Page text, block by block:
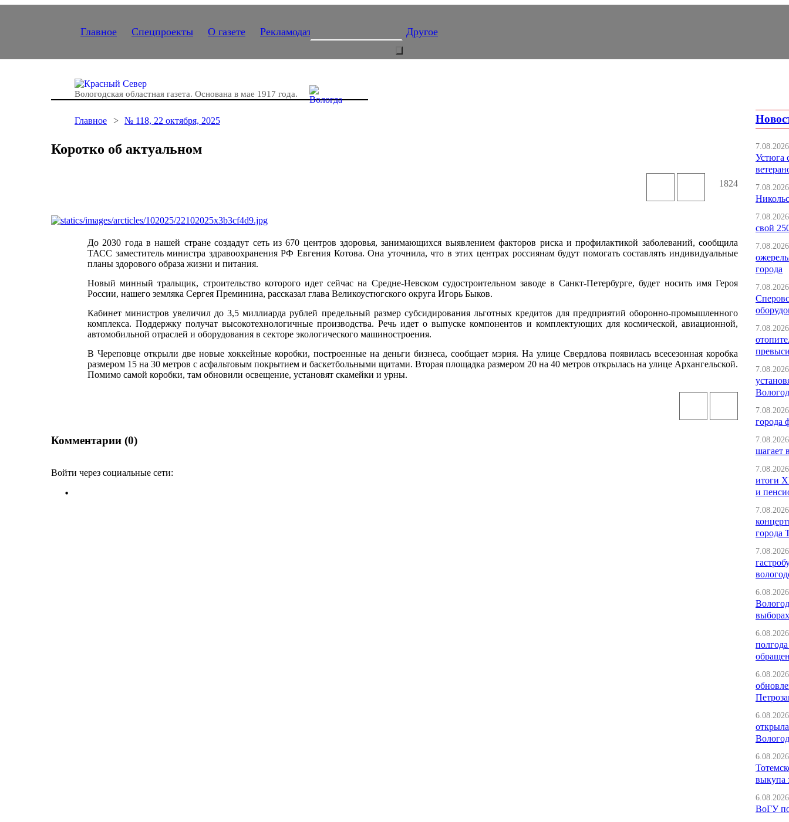
Главное Спецпроекты О газете Рекламодателям Другое
Вологодская областная газета. Основана в мае 1917 года.
Главное № 118, 22 октября, 2025
Коротко об актуальном
1824
До 2030 года в нашей стране создадут сеть из 670 центров здоровья, занимающихся выявлением факторов риска и профилактикой заболеваний, сообщила
ТАСС заместитель министра здравоохранения РФ Евгения Котова. Она уточнила, что в этих центрах россиянам будут помогать составлять индивидуальные
планы здорового образа жизни и питания.
Новый минный тральщик, строительство которого идет сейчас на Средне-Невском судостроительном заводе в Санкт-Петербурге, будет носить имя Героя
России, нашего земляка Сергея Преминина, рассказал глава Великоустюгского округа Игорь Быков.
Кабинет министров увеличил до 3,5 миллиарда рублей предельный размер субсидирования льготных кредитов для предприятий оборонно-промышленного
комплекса. Поддержку получат высокотехнологичные производства. Речь идет о выпуске компонентов и комплектующих для космической, авиационной,
автомобильной отраслей и оборудования в секторе экологического машиностроения.
В Череповце открыли две новые хоккейные коробки, построенные на деньги бизнеса, сообщает мэрия. На улице Свердлова появилась всесезонная коробка
размером 15 на 30 метров с асфальтовым покрытием и баскетбольными щитами. Вторая площадка размером 20 на 40 метров открылась на улице Архангельской.
Помимо самой коробки, там обновили освещение, установят скамейки и урны.
Комментарии (0)
Войти через социальные сети:
Устюга
свой
города
города
шагает
итоги
и
города
выборах
выкупа
ВоГУ